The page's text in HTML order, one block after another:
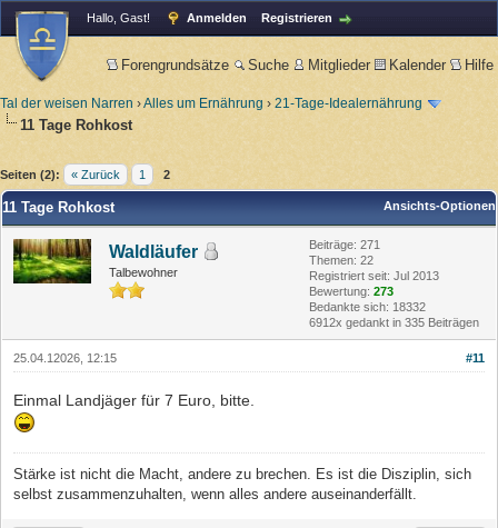
Hallo, Gast! Anmelden Registrieren
Forengrundsätze Suche Mitglieder Kalender Hilfe
Tal der weisen Narren ›Alles um Ernährung › 21-Tage-Idealernährung
11 Tage Rohkost
Seiten (2): « Zurück 1 2
Ansichts-Optionen
11 Tage Rohkost
Waldläufer
Talbewohner
Beiträge: 271
Themen: 22
Registriert seit: Jul 2013
Bewertung: 273
Bedankte sich: 18332
6912x gedankt in 335 Beiträgen
#11
25.04.12026, 12:15
Einmal Landjäger für 7 Euro, bitte.
Stärke ist nicht die Macht, andere zu brechen. Es ist die Disziplin, sich
selbst zusammenzuhalten, wenn alles andere auseinanderfällt.